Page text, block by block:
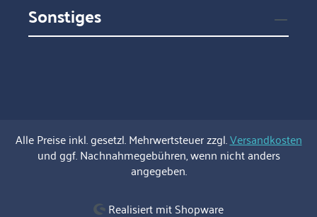
Sonstiges
Alle Preise inkl. gesetzl. Mehrwertsteuer zzgl.Versandkosten
und ggf. Nachnahmegebühren, wenn nicht anders
angegeben.
Realisiert mit Shopware